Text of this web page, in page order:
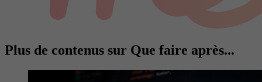
Plus de contenus sur Que faire après...